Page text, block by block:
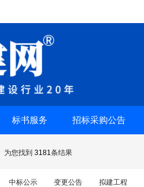
标书服务 招标采购公告
为您找到 3181条结果
中标公示 变更公告 拟建工程